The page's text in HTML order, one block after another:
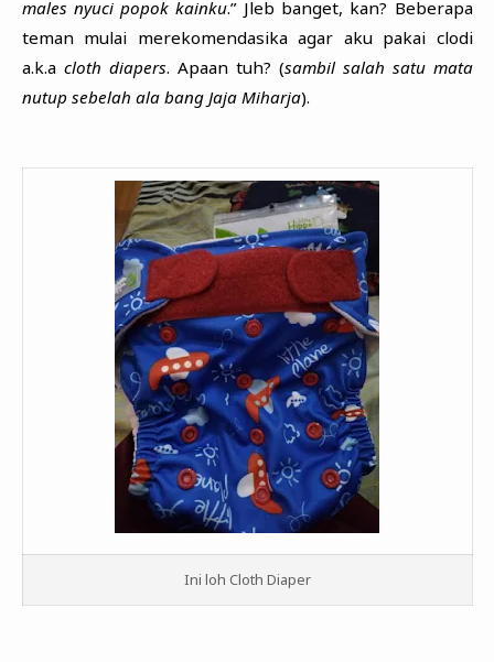
males nyuci popok kainku.” Jleb banget, kan? Beberapa
teman mulai merekomendasika agar aku pakai clodi
a.k.a cloth diapers. Apaan tuh? (sambil salah satu mata
nutup sebelah ala bang Jaja Miharja).
Ini loh Cloth Diaper